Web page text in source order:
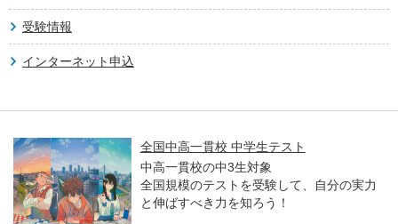
受験情報
インターネット申込
全国中高一貫校 中学生テスト
中高一貫校の中3生対象
全国規模のテストを受験して、自分の実力
と伸ばすべき力を知ろう！